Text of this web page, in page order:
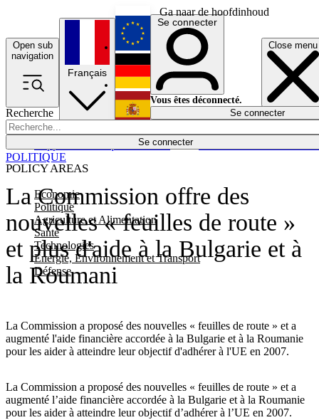
Ga naar de hoofdinhoud
Open sub
navigation
Close menu
Recherche
Se connecter
POLICY AREAS
Economie
Politique
Agriculture et Alimentation
Santé
Technologies
Energie, Environnement et Transport
Défense
Économie
Français
English
Deutsch
Español
Se connecter
Vous êtes déconnecté.
Se connecter
La Commission offre des
nouvelles « feuilles de route »
et plus d'aide à la Bulgarie et à
la Roumani
La Commission a proposé des nouvelles « feuilles de route » et a
augmenté l'aide financière accordée à la Bulgarie et à la Roumanie
pour les aider à atteindre leur objectif d'adhérer à l'UE en 2007.
POLITIQUE
La Commission a proposé des nouvelles « feuilles de route » et a
augmenté l’aide financière accordée à la Bulgarie et à la Roumanie
pour les aider à atteindre leur objectif d’adhérer à l’UE en 2007.